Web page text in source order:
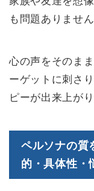
も問題ありません
心の声をそのま
ーゲットに刺さ
ピーが出来上がり
ペルソナの質
的・具体性・